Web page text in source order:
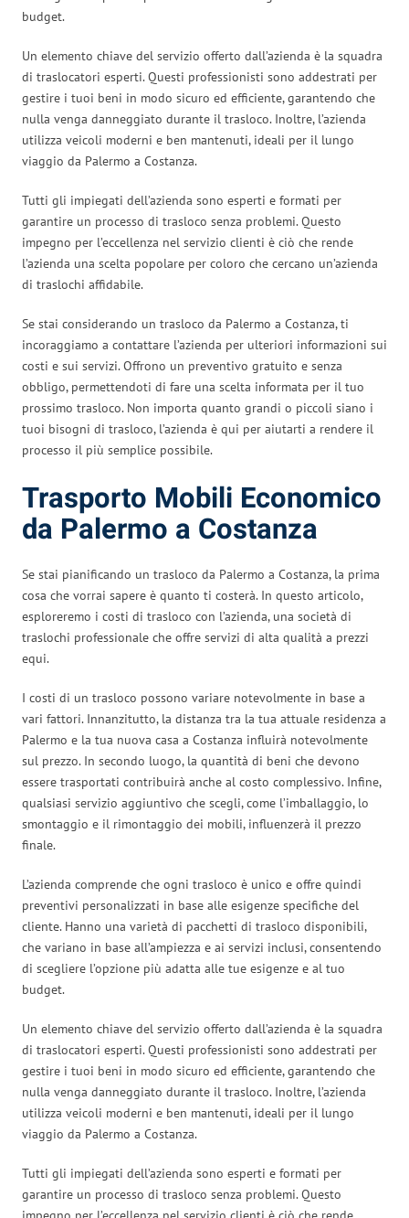
budget.
Un elemento chiave del servizio offerto dall’azienda è la squadra
di traslocatori esperti. Questi professionisti sono addestrati per
gestire i tuoi beni in modo sicuro ed efficiente, garantendo che
nulla venga danneggiato durante il trasloco. Inoltre, l’azienda
utilizza veicoli moderni e ben mantenuti, ideali per il lungo
viaggio da Palermo a Costanza.
Tutti gli impiegati dell’azienda sono esperti e formati per
garantire un processo di trasloco senza problemi. Questo
impegno per l’eccellenza nel servizio clienti è ciò che rende
l’azienda una scelta popolare per coloro che cercano un’azienda
di traslochi affidabile.
Se stai considerando un trasloco da Palermo a Costanza, ti
incoraggiamo a contattare l’azienda per ulteriori informazioni sui
costi e sui servizi. Offrono un preventivo gratuito e senza
obbligo, permettendoti di fare una scelta informata per il tuo
prossimo trasloco. Non importa quanto grandi o piccoli siano i
tuoi bisogni di trasloco, l’azienda è qui per aiutarti a rendere il
processo il più semplice possibile.
Trasporto Mobili Economico
da Palermo a Costanza
Se stai pianificando un trasloco da Palermo a Costanza, la prima
cosa che vorrai sapere è quanto ti costerà. In questo articolo,
esploreremo i costi di trasloco con l’azienda, una società di
traslochi professionale che offre servizi di alta qualità a prezzi
equi.
I costi di un trasloco possono variare notevolmente in base a
vari fattori. Innanzitutto, la distanza tra la tua attuale residenza a
Palermo e la tua nuova casa a Costanza influirà notevolmente
sul prezzo. In secondo luogo, la quantità di beni che devono
essere trasportati contribuirà anche al costo complessivo. Infine,
qualsiasi servizio aggiuntivo che scegli, come l’imballaggio, lo
smontaggio e il rimontaggio dei mobili, influenzerà il prezzo
finale.
L’azienda comprende che ogni trasloco è unico e offre quindi
preventivi personalizzati in base alle esigenze specifiche del
cliente. Hanno una varietà di pacchetti di trasloco disponibili,
che variano in base all’ampiezza e ai servizi inclusi, consentendo
di scegliere l’opzione più adatta alle tue esigenze e al tuo
budget.
Un elemento chiave del servizio offerto dall’azienda è la squadra
di traslocatori esperti. Questi professionisti sono addestrati per
gestire i tuoi beni in modo sicuro ed efficiente, garantendo che
nulla venga danneggiato durante il trasloco. Inoltre, l’azienda
utilizza veicoli moderni e ben mantenuti, ideali per il lungo
viaggio da Palermo a Costanza.
Tutti gli impiegati dell’azienda sono esperti e formati per
garantire un processo di trasloco senza problemi. Questo